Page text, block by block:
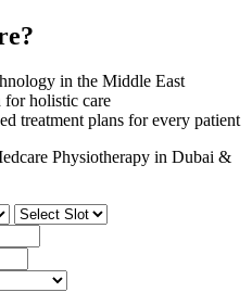
in the Middle East
holistic care
treatment plans for every patient
Physiotherapy in Dubai &